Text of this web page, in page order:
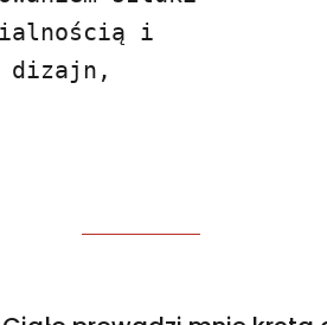
i
dizajn,